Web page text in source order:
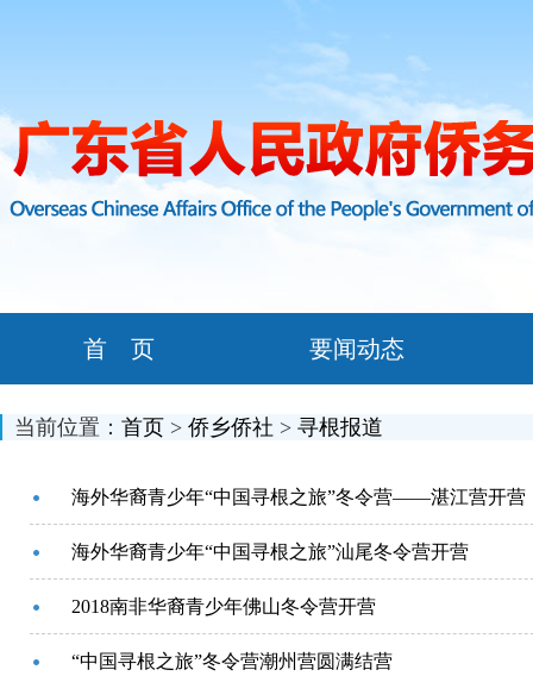
首 页 要闻动态
当前位置： 首页 > 侨乡侨社 > 寻根报道
海外华裔青少年“中国寻根之旅”冬令营——湛江营开营
海外华裔青少年“中国寻根之旅”汕尾冬令营开营
2018南非华裔青少年佛山冬令营开营
“中国寻根之旅”冬令营潮州营圆满结营